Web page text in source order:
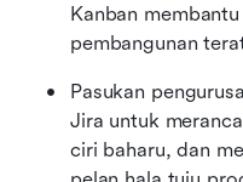
Kanban
pembangunan
Pasukan
Jira untuk
ciri baharu, dan